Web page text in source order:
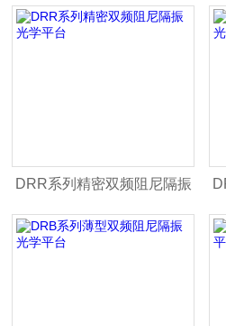
光学平台
DRR系列精密双频阻尼隔振
光学平台